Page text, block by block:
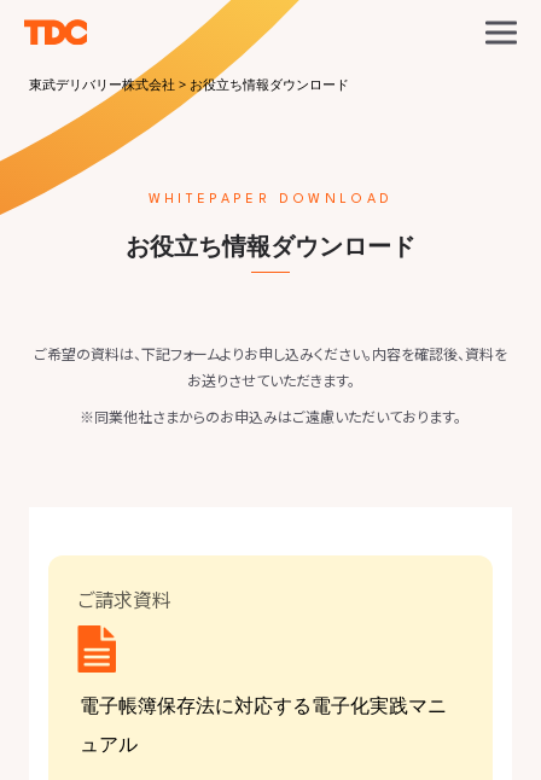
東武デリバリー株式会社 > お役立ち情報ダウンロード
WHITEPAPER DOWNLOAD
お役立ち情報ダウンロード
ご希望の資料は、下記フォームよりお申し込みください。内容を確認後、資料を
お送りさせていただきます。
※同業他社さまからのお申込みはご遠慮いただいております。
ご請求資料